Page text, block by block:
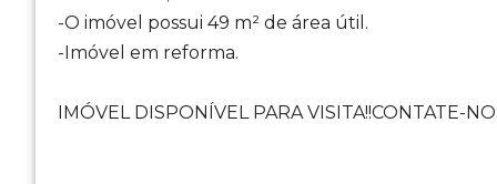
-O imóvel possui 49 m² de área útil.
-Imóvel em reforma.
IMÓVEL DISPONÍVEL PARA VISITA!!CONTATE-